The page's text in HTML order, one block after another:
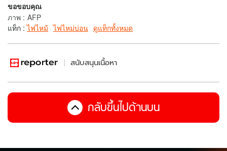
ขอขอบคุณ
ภาพ : AFP
แท็ก :ไฟไหม้ ไฟไหม่บ่อน ดูแท็กทั้งหมด
สนับสนุนเนื้อหา
กลับขึ้นไปด้านบน